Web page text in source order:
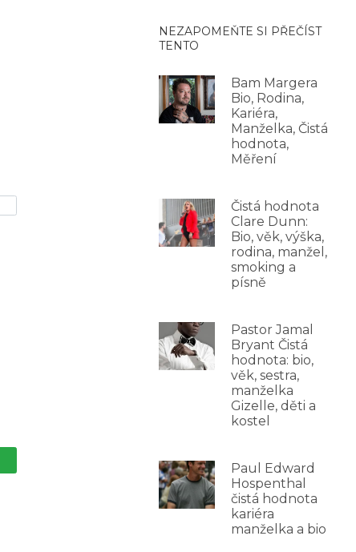
NEZAPOMEŇTE SI PŘEČÍST
TENTO
Bam Margera
Bio, Rodina,
Kariéra,
Manželka, Čistá
hodnota,
Měření
Čistá hodnota
Clare Dunn:
Bio, věk, výška,
rodina, manžel,
smoking a
písně
Pastor Jamal
Bryant Čistá
hodnota: bio,
věk, sestra,
manželka
Gizelle, děti a
kostel
Paul Edward
Hospenthal
čistá hodnota
kariéra
manželka a bio